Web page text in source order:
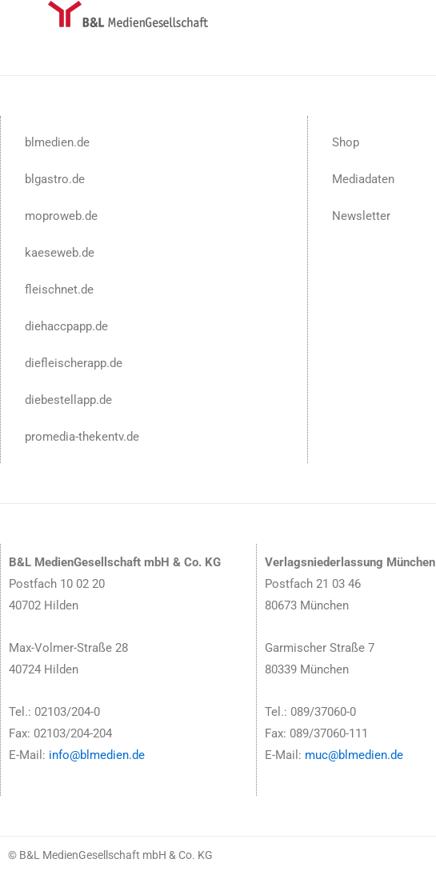
blmedien.de
blgastro.de
moproweb.de
kaeseweb.de
fleischnet.de
diehaccpapp.de
diefleischerapp.de
diebestellapp.de
promedia-thekentv.de
Shop
Mediadaten
Newsletter
B&L MedienGesellschaft mbH & Co. KG
Postfach 10 02 20
40702 Hilden
Max-Volmer-Straße 28
40724 Hilden
Tel.: 02103/204-0
Fax: 02103/204-204
E-Mail: info@blmedien.de
Verlagsniederlassung München
Postfach 21 03 46
80673 München
Garmischer Straße 7
80339 München
Tel.: 089/37060-0
Fax: 089/37060-111
E-Mail: muc@blmedien.de
© B&L MedienGesellschaft mbH & Co. KG